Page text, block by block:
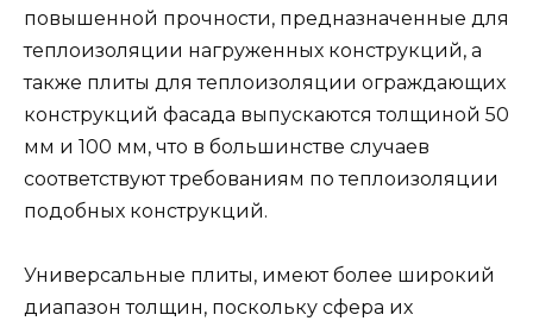
повышенной прочности, предназначенные для
теплоизоляции нагруженных конструкций, а
также плиты для теплоизоляции ограждающих
конструкций фасада выпускаются толщиной 50
мм и 100 мм, что в большинстве случаев
соответствуют требованиям по теплоизоляции
подобных конструкций.
Универсальные плиты, имеют более широкий
диапазон толщин, поскольку сфера их